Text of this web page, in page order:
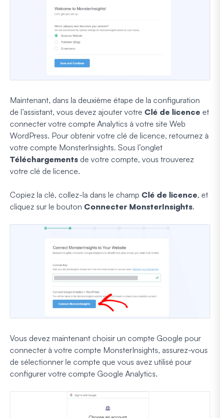
Maintenant, dans la deuxième étape de la configuration
de l’assistant, vous devez ajouter votre Clé de licence et
connecter votre compte Analytics à votre site Web
WordPress. Pour obtenir votre clé de licence, retournez à
votre compte MonsterInsights. Sous l’onglet
Téléchargements de votre compte, vous trouverez
votre clé de licence.
Copiez la clé, collez-la dans le champ Clé de licence, et
cliquez sur le bouton Connecter MonsterInsights.
Vous devez maintenant choisir un compte Google pour
connecter à votre compte MonsterInsights, assurez-vous
de sélectionner le compte que vous avez utilisé pour
configurer votre compte Google Analytics.